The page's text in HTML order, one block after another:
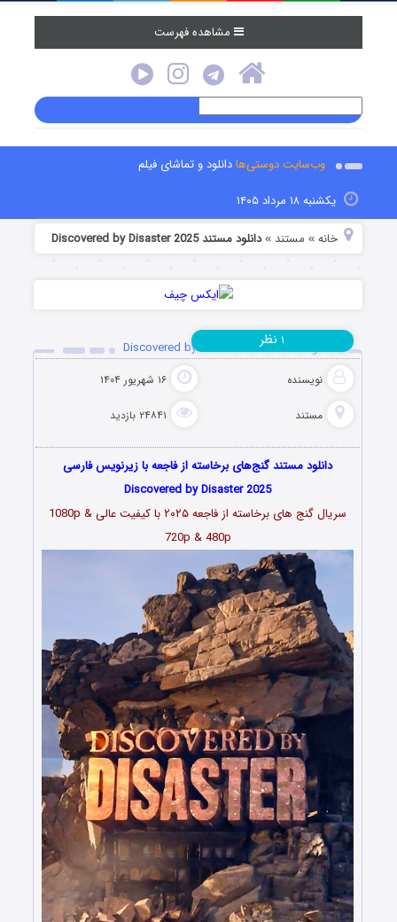
مشاهده فهرست
وب‌سایت دوستی‌هادانلود و تماشای فیلم
یکشنبه ۱۸ مرداد ۱۴۰۵
خانه » مستند »دانلود مستند Discovered by Disaster 2025
دانلود مستند Discovered by Disaster 2025
نویسنده ۱۶ شهریور ۱۴۰۴
مستند ۲۴۸۴۱ بازدید
۱ نظر
دانلود مستند گنج‌های برخاسته از فاجعه با زیرنویس فارسی
Discovered by Disaster 2025
سریال گنج های برخاسته از فاجعه ۲۰۲۵ با کیفیت عالی 1080p &
720p & 480p